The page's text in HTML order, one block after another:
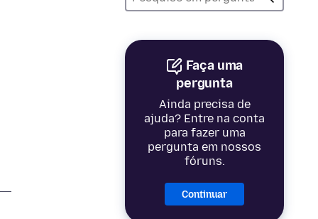
Faça uma
pergunta
Ainda precisa de
ajuda? Entre na conta
para fazer uma
pergunta em nossos
fóruns.
Continuar